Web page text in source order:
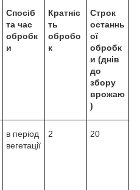
Спосіб
та час
обробк
и
Кратніс
ть
обробо
к
Строк
останнь
ої
обробк
и (днів
до
збору
врожаю
)
в період
вегетації
2 20